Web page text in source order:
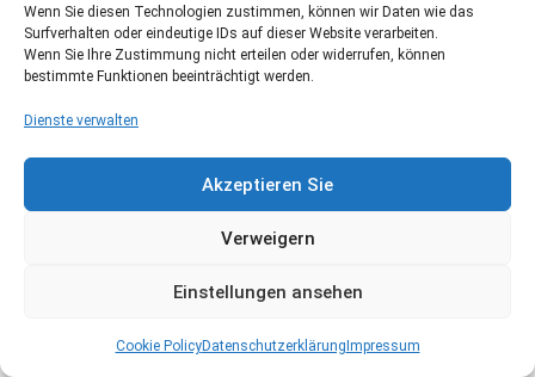
Wenn Sie diesen Technologien zustimmen, können wir Daten wie das
Surfverhalten oder eindeutige IDs auf dieser Website verarbeiten.
Wenn Sie Ihre Zustimmung nicht erteilen oder widerrufen, können
bestimmte Funktionen beeinträchtigt werden.
Dienste verwalten
Akzeptieren Sie
Verweigern
Einstellungen ansehen
Cookie PolicyDatenschutzerklärung Impressum